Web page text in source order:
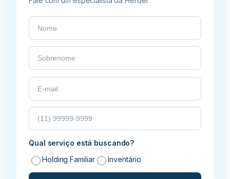
Qual serviço está buscando?
Holding Familiar
Inventário